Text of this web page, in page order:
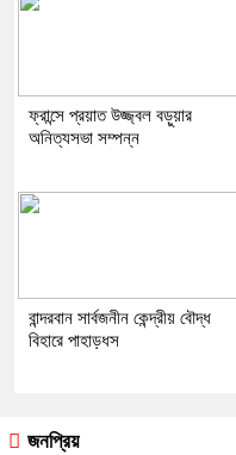
ফ্রান্সে প্রয়াত উজ্জ্বল বড়ুয়ার
অনিত্যসভা সম্পন্ন
বান্দরবান সার্বজনীন কেন্দ্রীয় বৌদ্ধ
বিহারে পাহাড়ধস
জনপ্রিয়